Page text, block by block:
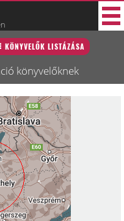
KÖNYVELŐK LISTÁZÁSA
könyvelőknek